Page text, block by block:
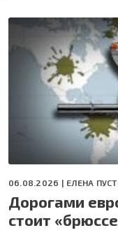
06.08.2026 | ЕЛЕНА
Дорогами
стоит